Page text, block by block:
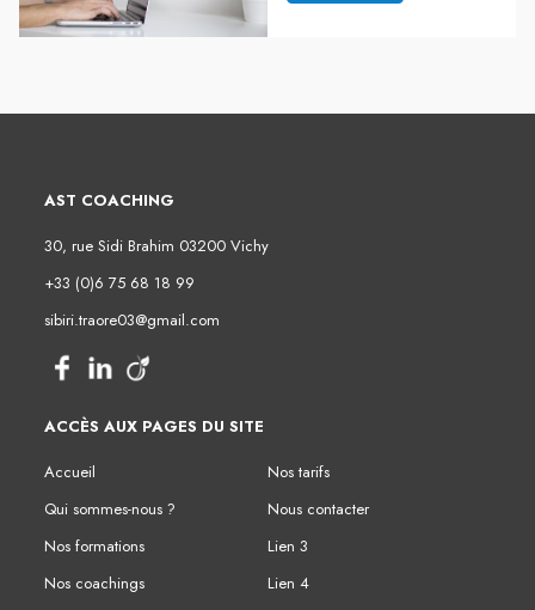
AST COACHING
30, rue Sidi Brahim 03200 Vichy
+33 (0)6 75 68 18 99
sibiri.traore03@gmail.com
ACCÈS AUX PAGES DU SITE
Accueil
Qui sommes-nous ?
Nos formations
Nos coachings
Nos tarifs
Nous contacter
Lien 3
Lien 4